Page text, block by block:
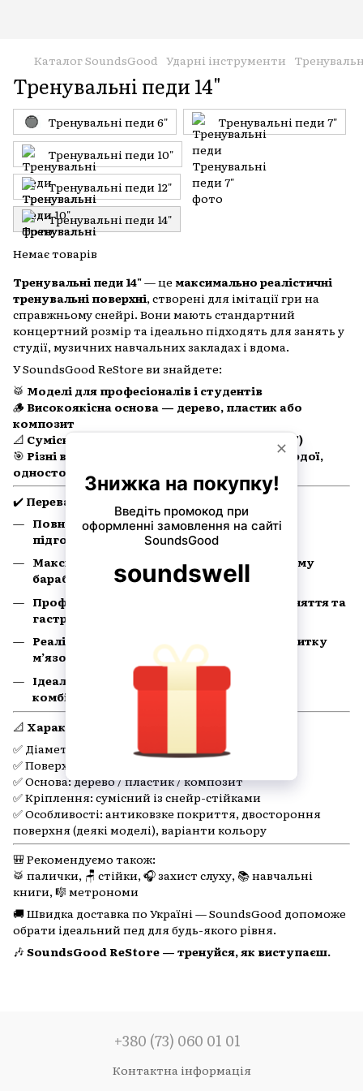
Каталог SoundsGood Ударні інструменти
Тренувальні педи 14"
Тренувальні педи 6"
Тренувальні педи 7"
Тренувальні педи 10"
Тренувальні педи 12"
Тренувальні педи 14"
Немає товарів
Тренувальні педи 14"— це максимально реалістичні
тренувальні поверхні, створені для імітації гри на
справжньому снейрі. Вони мають стандартний
концертний розмір та ідеально підходять для занять у
студії, музичних навчальних закладах і вдома.
У SoundsGood ReStore ви знайдете:
🥁 Моделі для професіоналів і студентів
🪵 Високоякісна основа — дерево, пластик або
композит
📐 Сумісні зі стандартними снейр-стійками (14")
🎯 Різні варіанти поверхні — від м’якої до твердої,
односторонні або двосторонні
✔️ Переваги педів 14":
Повнорозмірна поверхня для технічної
підготовки
Максимально близькі до гри на справжньому
барабані
Професійний вигляд — зручно брати на заняття та
гастролі
Реалістичний відскок — важливо для розвитку
м’язової пам’яті
Ідеальні для гри паличками, щітками та
комбінованих вправ
📐 Характеристики:
✅ Діаметр: 14 дюймів
✅ Поверхня: гума, гель або силікон
✅ Основа: дерево / пластик / композит
✅ Кріплення: сумісний із снейр-стійками
✅ Особливості: антиковзке покриття, двостороння
поверхня (деякі моделі), варіанти кольору
🎒 Рекомендуємо також:
🥁 палички, 🪑 стійки, 🎧 захист слуху, 📚 навчальні
книги, 🎼 метрономи
🚚 Швидка доставка по Україні — SoundsGood допоможе
обрати ідеальний пед для будь-якого рівня.
🎶 SoundsGood ReStore — тренуйся, як виступаєш.
+380 (73) 060 01 01
Контактна інформація